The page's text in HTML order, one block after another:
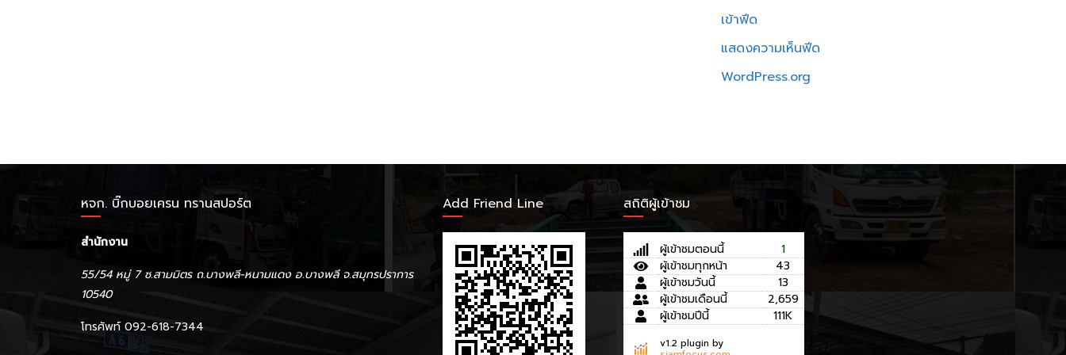
เข้าฟีด
แสดงความเห็นฟีด
WordPress.org
หจก. บิ๊กบอยเครน ทรานสปอร์ต
สำนักงาน
55/54 หมู่ 7 ซ.สามมิตร ถ.บางพลี-หนามแดง อ.บางพลี จ.สมุทรปราการ
10540
โทรศัพท์ 092-618-7344
Add Friend Line สถิติผู้เข้าชม
ผู้เข้าชมตอนนี้
1
ผู้เข้าชมทุกหน้า
43
ผู้เข้าชมวันนี้
13
ผู้เข้าชมเดือนนี้
2,659
ผู้เข้าชมปีนี้
111K
v1.2 plugin by